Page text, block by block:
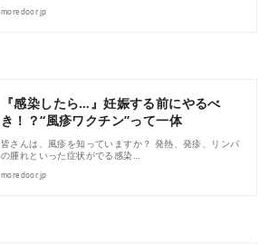
moredoor.jp
『感染したら…』妊娠する前にやるべ
き！？“風疹ワクチン”って一体
皆さんは、風疹を知っていますか？ 発熱、発疹、リンパ
の腫れといった症状がでる感染…
moredoor.jp